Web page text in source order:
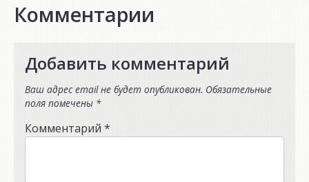
Комментарии
Добавить комментарий
Ваш адрес email не будет опубликован. Обязательные
поля помечены *
Комментарий *